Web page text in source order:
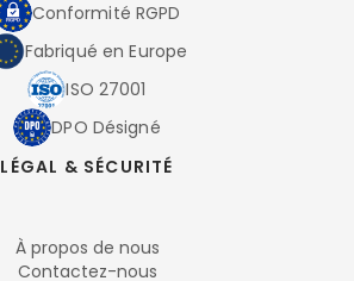
Conformité RGPD
Fabriqué en Europe
ISO 27001
DPO Désigné
LÉGAL & SÉCURITÉ
À propos de nous
Contactez-nous